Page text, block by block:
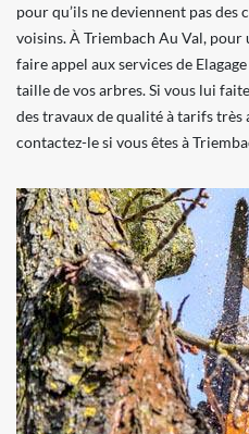
pour qu’ils ne deviennent pas des
voisins. À Triembach Au Val, pour
faire appel aux services de
taille de vos arbres. Si vous lui
des travaux de qualité à tarifs
contactez-le si vous êtes à